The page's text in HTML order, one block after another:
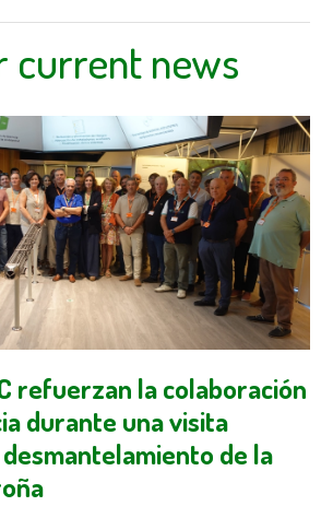
current news
refuerzan la colaboración
durante una visita
de la